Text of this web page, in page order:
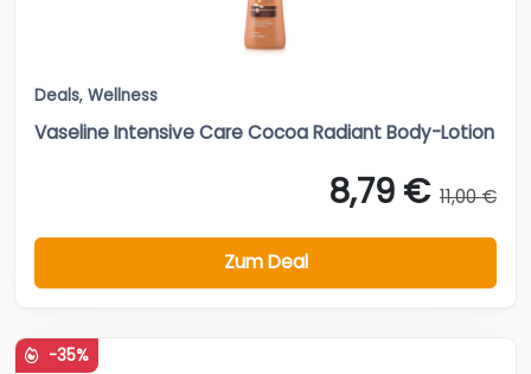
Deals, Wellness
Vaseline Intensive Care Cocoa Radiant Body-Lotion
8,79 € 11,00 €
Zum Deal
-35%